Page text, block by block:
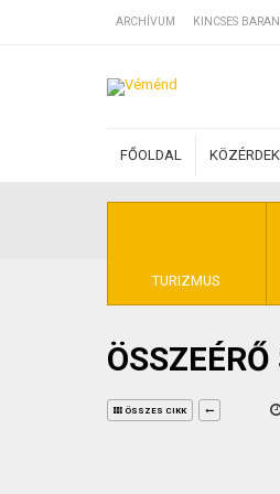
ARCHÍVUM KINCSES
FŐOLDAL
TURIZMUS
ÖSSZES CIKK